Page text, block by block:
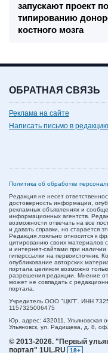
запускают проект по
типированию
костного мозга
ОБРАТНАЯ СВЯЗЬ
Реклама на сайте
Написать письмо в редакцию
Политика об обработке
Редакция не несет
достоверность информации,
рекламных объявлениях и
информационных агентств.
возможности отвечать на все
и давать справки, но старается
Редакция лояльно относится к
цитированию своих материалов
и интернет-сайтами при наличии
гиперссылки на первоисточник.
опубликование авторских
портала целиком возможно
разрешения редакции. Мнение
может не совпадать с
портала.
Учредитель ООО "ЦКП". ИНН
1157325006475
Юр. адрес: 432011, Ульяновская
Ульяновск, ул. Радищева, д. 8,
© 2013-2026. "Первый
портал" 1UL.RU
18+